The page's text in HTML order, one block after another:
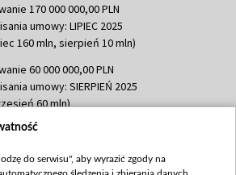
170 000 000,00 PLN
umowy: LIPIEC 2025
160 mln, sierpień 10 mln)
60 000 000,00 PLN
umowy: SIERPIEŃ 2025
60 mln)
635 783 051,21 PLN
100 mln, październik 350
do serwisu", aby wyrazić zgody na